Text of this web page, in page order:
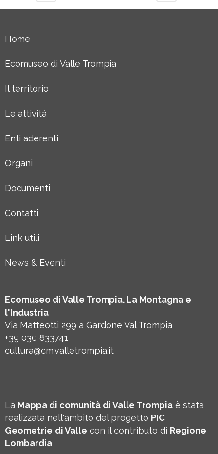
Home
Ecomuseo di Valle Trompia
Il territorio
Le attività
Enti aderenti
Organi
Documenti
Contatti
Link utili
News & Eventi
Ecomuseo di Valle Trompia. La Montagna e
l'Industria
Via Matteotti 299 a Gardone Val Trompia
+39 030 833741
cultura@cm.valletrompia.it
La Mappa di comunità di Valle Trompia è stata
realizzata nell'ambito del progetto PIC
Geometrie di Valle con il contributo di Regione
Lombardia